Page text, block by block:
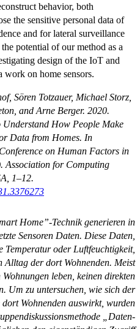
behavior, both
the sensitive personal data of
and for lateral surveillance
potential of our method as a
design of the IoT and
work on home sensors.
Sören Totzauer, Michael Storz,
and Arne Berger. 2020.
How People Make
Data from Homes. In
on Human Factors in
Association for Computing
1–12.
Home”-Technik generieren in
Sensoren Daten. Diese Daten,
oder Luftfeuchtigkeit,
der dort Wohnenden. Meist
leben, keinen direkten
Um zu untersuchen, wie sich der
Wohnenden auswirkt, wurden
„Daten-